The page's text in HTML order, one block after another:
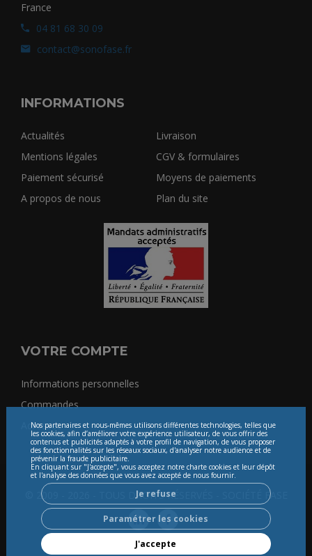
Nos partenaires et nous-mêmes utilisons différentes technologies, telles que
les cookies, afin d’améliorer votre expérience utilisateur, de vous offrir des
contenus et publicités adaptés à votre profil de navigation, de vous proposer
des fonctionnalités sur les réseaux sociaux, d'analyser notre audience et de
prévenir la fraude publicitaire.
En cliquant sur "J'accepte", vous acceptez notre charte cookies et leur dépôt
et l'analyse des données que vous avez accepté de nous fournir.
Je refuse
Paramétrer les cookies
J'accepte
France
04 81 68 30 09
contact@sonofase.fr
INFORMATIONS
Actualités
Livraison
Mentions légales
CGV & formulaires
Paiement sécurisé
Moyens de paiements
A propos de nous
Plan du site
VOTRE COMPTE
Informations personnelles
Commandes
Adresses
© 2009 - 2026 - TOUS DROITS RÉSERVÉS - SOCIÉTÉ FASE